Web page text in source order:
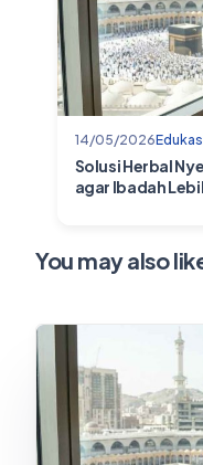
14/05/2026
Solusi Herbal
agar Ibadah
You may also